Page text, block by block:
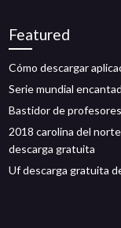
Featured
Cómo descargar
Serie mundial
Bastidor de
2018 carolina del
descarga gratuita
Uf descarga gratuita